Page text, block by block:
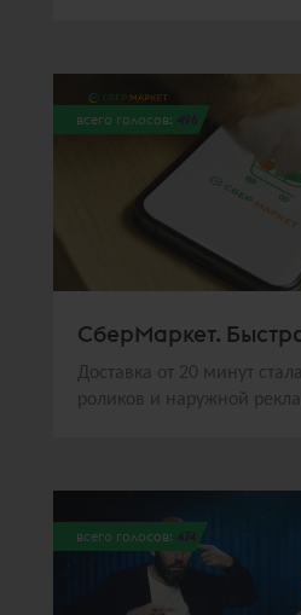
всего голосов: 496
СберМаркет.
Доставка от 20 минут
роликов и наружной
всего голосов: 474